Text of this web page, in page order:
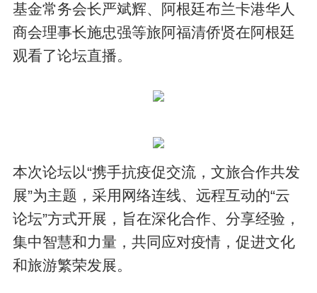
基金常务会长严斌辉、阿根廷布兰卡港华人
商会理事长施忠强等旅阿福清侨贤在阿根廷
观看了论坛直播。
本次论坛以“携手抗疫促交流，文旅合作共发
展”为主题，采用网络连线、远程互动的“云
论坛”方式开展，旨在深化合作、分享经验，
集中智慧和力量，共同应对疫情，促进文化
和旅游繁荣发展。